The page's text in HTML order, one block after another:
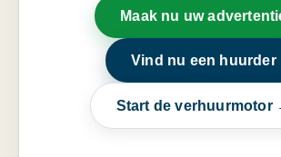
Maak nu uw
Vind nu een huurder
Start de verhuurmotor